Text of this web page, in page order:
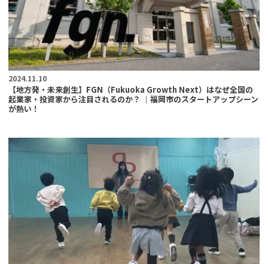
2024.11.10
【地方発・未来創生】FGN（Fukuoka Growth Next）はなぜ全国の
起業家・投資家から注目されるのか？ ｜福岡市のスタートアップシーン
が熱い！